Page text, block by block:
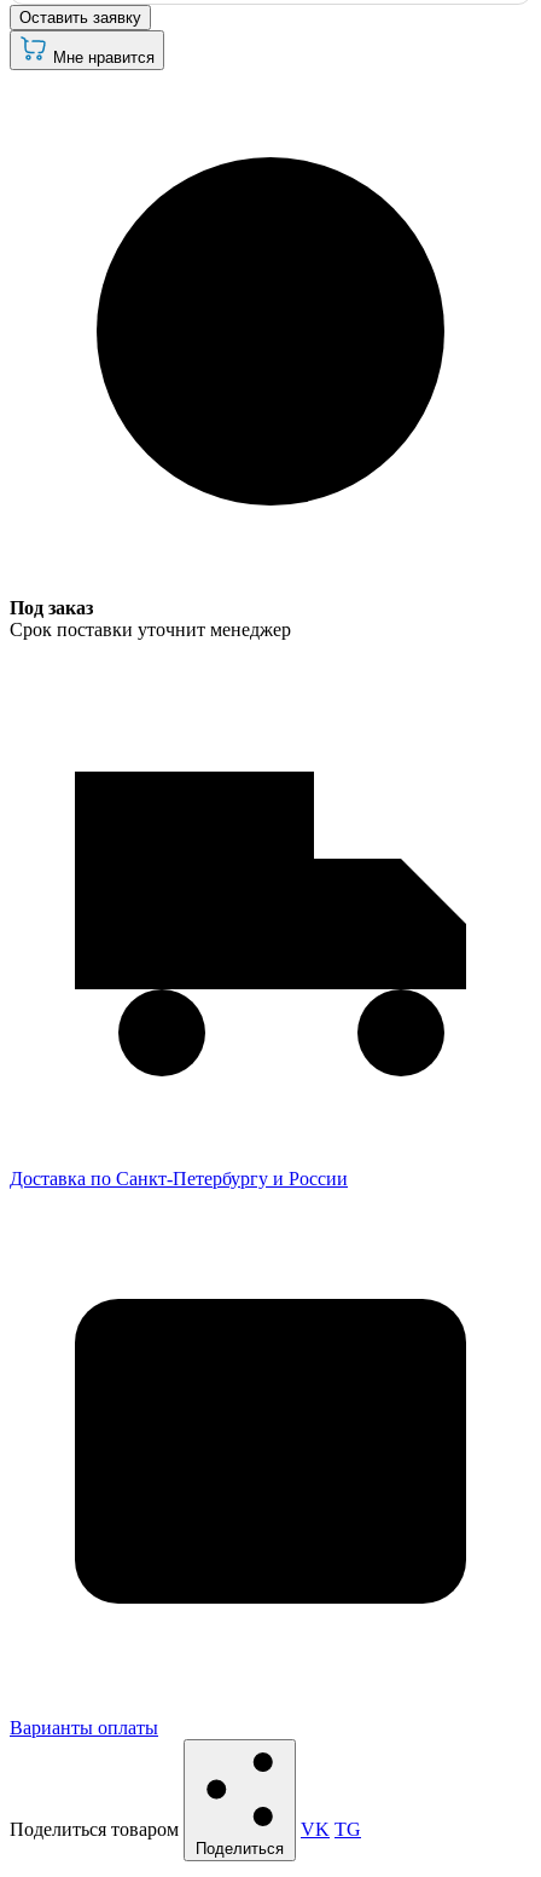
Оставить заявку
Мне нравится
Под заказ
Срок поставки уточнит менеджер
Доставка по Санкт-Петербургу и России
Варианты оплаты
Поделиться товаром
Поделиться
VK TG